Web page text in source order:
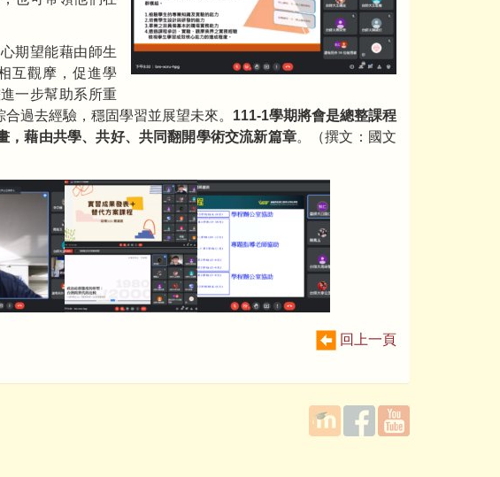
期望能藉由師生
互觀摩，促進學
一步幫助系所重
過去經驗，穩固學習並展望未來。 111-1學期將會是總整課程
，藉由共學、共好、共同翻開學術交流新篇章。（撰文：國文
回上一頁